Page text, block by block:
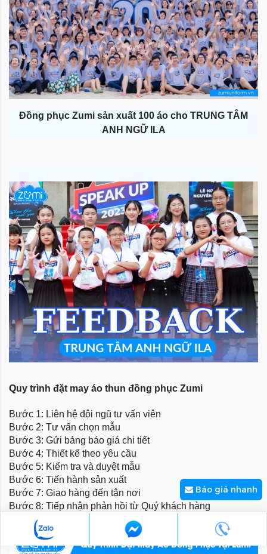
Đồng phục Zumi sản xuất 100 áo cho TRUNG TÂM
ANH NGỮ ILA
Quy trình đặt may áo thun đồng phục Zumi
Bước 1: Liên hệ đội ngũ tư vấn viên
Bước 2: Tư vấn chọn mẫu
Bước 3: Gửi bảng báo giá chi tiết
Bước 4: Thiết kế theo yêu cầu
Bước 5: Kiểm tra và duyệt mẫu
Bước 6: Tiến hành sản xuất
Bước 7: Giao hàng đến tận nơi
Bước 8: Tiếp nhận phản hồi từ Quý khách hàng
Báo giá nhanh